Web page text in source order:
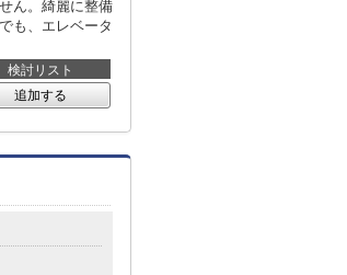
ん。綺麗に整備
も、エレベータ
検討リスト
追加する